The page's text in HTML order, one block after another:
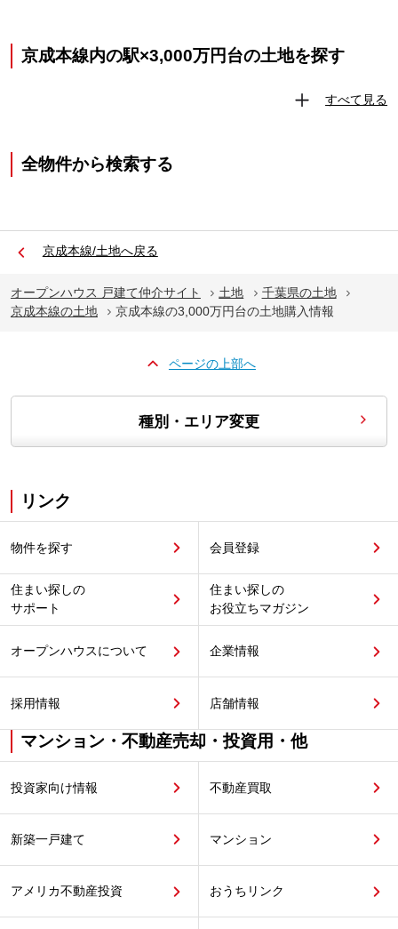
京成本線内の駅×3,000万円台の土地を探す
すべて見る
全物件から検索する
京成本線/土地へ戻る
オープンハウス 戸建て仲介サイト 土地
千葉県の土地
京成本線の土地
京成本線の3,000万円台の土地購入情報
ページの上部へ
種別・エリア変更
リンク
物件を探す 会員登録
住まい探しの
サポート
住まい探しの
お役立ちマガジン
オープンハウスについて 企業情報
採用情報 店舗情報
マンション・不動産売却・投資用・他
投資家向け情報 不動産買取
新築一戸建て マンション
アメリカ不動産投資 おうちリンク